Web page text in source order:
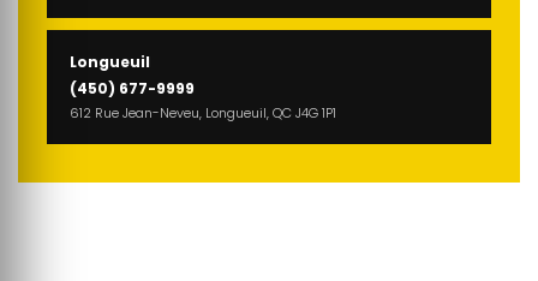
Longueuil
(450) 677-9999
612 Rue Jean-Neveu, Longueuil, QC J4G 1P1